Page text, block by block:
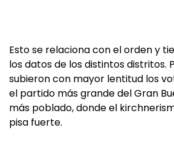
Esto se relaciona con el orden y
los datos de los distintos distritos.
subieron con mayor lentitud los
el partido más grande del Gran
más poblado, donde el
pisa fuerte.